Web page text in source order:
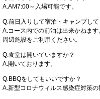
A.AM7:00～入場可能です。
Q.前日入りして宿泊・キャンプして
A.コース内での前泊は出来かねます
周辺施設をご利用ください。
Q.食堂は開いていますか？
A.開いております。
Q.BBQをしてもいいですか？
A.新型コロナウィルス感染症対策